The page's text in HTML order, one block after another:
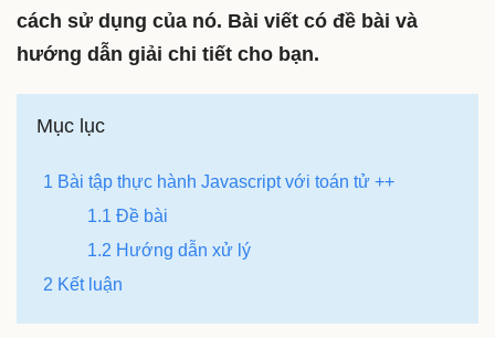
cách sử dụng của nó. Bài viết có đề bài và
hướng dẫn giải chi tiết cho bạn.
Mục lục
1 Bài tập thực hành Javascript với toán tử ++
1.1 Đề bài
1.2 Hướng dẫn xử lý
2 Kết luận